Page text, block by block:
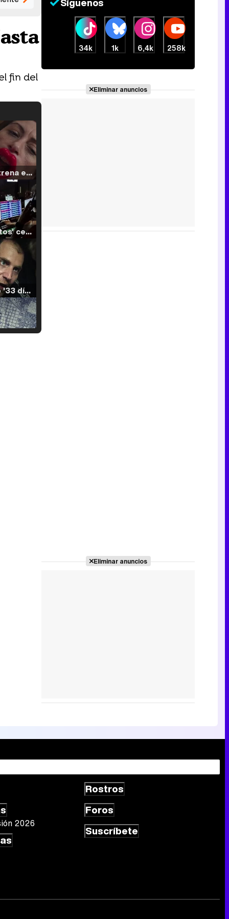
fin del
Filmin estrena el tráiler de 'Millennial Mal', su nueva comedia universitaria de la mano de Lorena Iglesias
'120 Minutos' celebra sus 2.000 programas en Telemadrid con un vídeo del día a día en la redacción
Tráiler de '33 días', la nueva serie de Atresplayer con Julián Villagrán y José Manuel Poga
34k 1k 6,4k 258k
Eliminar anuncios
Eliminar anuncios
2026
Rostros
Foros
Suscríbete